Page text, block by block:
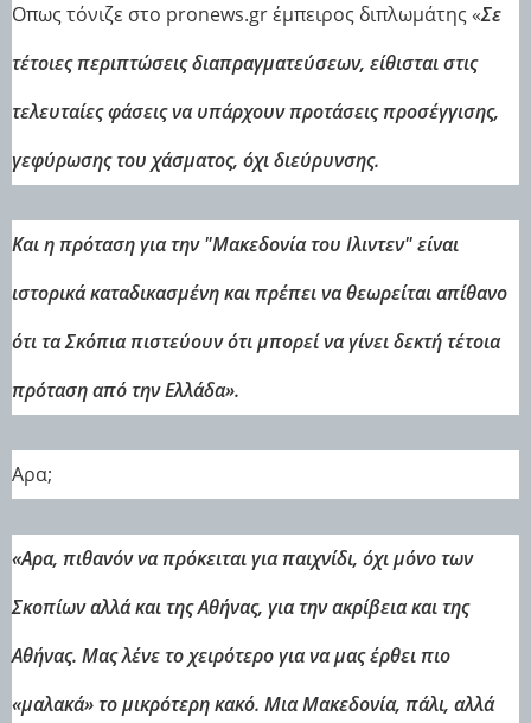
Οπως τόνιζε στο pronews.gr έμπειρος διπλωμάτης «Σε
τέτοιες περιπτώσεις διαπραγματεύσεων, είθισται στις
τελευταίες φάσεις να υπάρχουν προτάσεις προσέγγισης,
γεφύρωσης του χάσματος, όχι διεύρυνσης.
Και η πρόταση για την "Μακεδονία του Ιλιντεν" είναι
ιστορικά καταδικασμένη και πρέπει να θεωρείται απίθανο
ότι τα Σκόπια πιστεύουν ότι μπορεί να γίνει δεκτή τέτοια
πρόταση από την Ελλάδα».
Αρα;
«Αρα, πιθανόν να πρόκειται για παιχνίδι, όχι μόνο των
Σκοπίων αλλά και της Αθήνας, για την ακρίβεια και της
Αθήνας. Μας λένε το χειρότερο για να μας έρθει πιο
«μαλακά» το μικρότερη κακό. Μια Μακεδονία, πάλι, αλλά